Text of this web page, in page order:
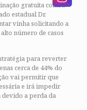
gratuita contra
estadual Dr.
vinha solicitando a
número de casos
para reverter
cerca de 44% do
vai permitir que
e irá impedir
a perda da